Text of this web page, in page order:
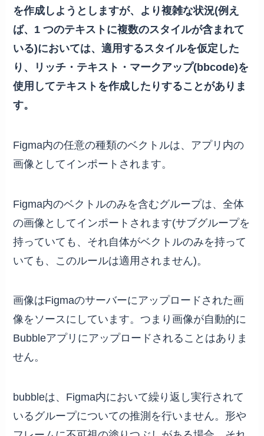
を作成しようとしますが、より複雑な状況(例え
ば、1 つのテキストに複数のスタイルが含まれて
いる)においては、適用するスタイルを仮定した
り、リッチ・テキスト・マークアップ(bbcode)を
使用してテキストを作成したりすることがありま
す。
Figma内の任意の種類のベクトルは、アプリ内の
画像としてインポートされます。
Figma内のベクトルのみを含むグループは、全体
の画像としてインポートされます(サブグループを
持っていても、それ自体がベクトルのみを持って
いても、このルールは適用されません)。
画像はFigmaのサーバーにアップロードされた画
像をソースにしています。つまり画像が自動的に
Bubbleアプリにアップロードされることはありま
せん。
bubbleは、Figma内において繰り返し実行されて
いるグループについての推測を行いません。形や